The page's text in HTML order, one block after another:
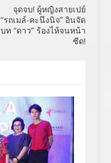
จุดจบ! ผู้หญิงสายเปย์
“รถเมล์-คะนึงนิจ” อินจัด
บท “ดาว” ร้องไห้จนหน้า
ซีด!